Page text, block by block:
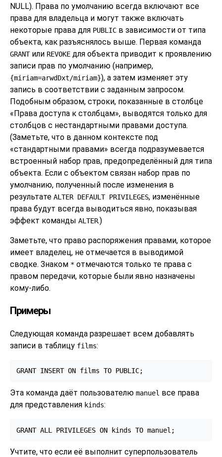
NULL). Права по умолчанию всегда включают все
права для владельца и могут также включать
некоторые права для PUBLIC в зависимости от типа
объекта, как разъяснялось выше. Первая команда
GRANTили REVOKE для объекта приводит к проявлению
записи прав по умолчанию (например,
{miriam=arwdDxt/miriam}), а затем изменяет эту
запись в соответствии с заданным запросом.
Подобным образом, строки, показанные в столбце
« Права доступа к столбцам», выводятся только для
столбцов с нестандартными правами доступа.
(Заметьте, что в данном контексте под
«стандартными правами» всегда подразумевается
встроенный набор прав, предопределённый для типа
объекта. Если с объектом связан набор прав по
умолчанию, полученный после изменения в
результате ALTER DEFAULT PRIVILEGES, изменённые
права будут всегда выводиться явно, показывая
эффект команды ALTER.)
Заметьте, что право распоряжения правами, которое
имеет владелец, не отмечается в выводимой
сводке. Знаком * отмечаются только те права с
правом передачи, которые были явно назначены
кому-либо.
Примеры
Следующая команда разрешает всем добавлять
записи в таблицу films:
GRANT INSERT ON films TO PUBLIC;
Эта команда даёт пользователю manuel все права
для представления kinds:
GRANT ALL PRIVILEGES ON kinds TO manuel;
Учтите, что если её выполнит суперпользователь